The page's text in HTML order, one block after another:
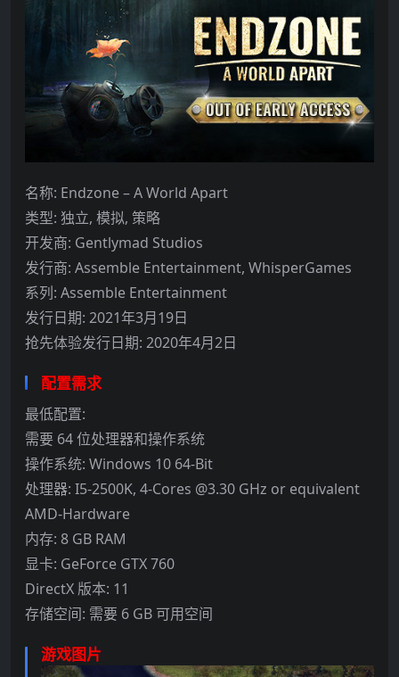
名称: Endzone – A World Apart
类型: 独立, 模拟, 策略
开发商: Gentlymad Studios
发行商: Assemble Entertainment, WhisperGames
系列: Assemble Entertainment
发行日期: 2021年3月19日
抢先体验发行日期: 2020年4月2日
配置需求
最低配置:
需要 64 位处理器和操作系统
操作系统: Windows 10 64-Bit
处理器: I5-2500K, 4-Cores @3.30 GHz or equivalent
AMD-Hardware
内存: 8 GB RAM
显卡: GeForce GTX 760
DirectX 版本: 11
存储空间: 需要 6 GB 可用空间
游戏图片